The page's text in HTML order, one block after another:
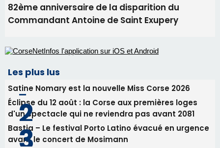
82ème anniversaire de la disparition du
Commandant Antoine de Saint Exupery
Les plus lus
Satine Nomary est la nouvelle Miss Corse 2026
Éclipse du 12 août : la Corse aux premières loges
d'un spectacle qui ne reviendra pas avant 2081
Bastia – Le festival Porto Latino évacué en urgence
avant le concert de Mosimann